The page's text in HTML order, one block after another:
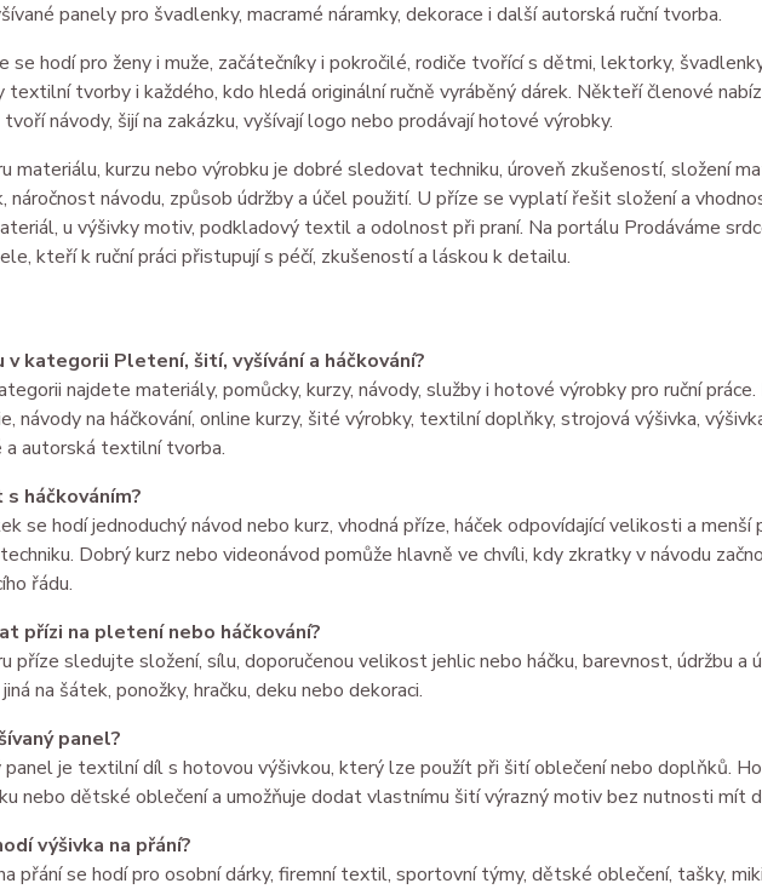
panely pro švadlenky, macramé náramky, dekorace i další autorská ruční tvorba.
se hodí pro ženy i muže, začátečníky i pokročilé, rodiče tvořící s dětmi, lektorky,
textilní tvorby i každého, kdo hledá originální ručně vyráběný dárek. Někteří členové
tvoří návody, šijí na zakázku, vyšívají logo nebo prodávají hotové výrobky.
materiálu, kurzu nebo výrobku je dobré sledovat techniku, úroveň zkušeností, složení
náročnost návodu, způsob údržby a účel použití. U příze se vyplatí řešit složení a
u výšivky motiv, podkladový textil a odolnost při praní. Na portálu Prodáváme
kteří k ruční práci přistupují s péčí, zkušeností a láskou k detailu.
v kategorii Pletení, šití, vyšívání a háčkování?
najdete materiály, pomůcky, kurzy, návody, služby i hotové výrobky pro ruční
návody na háčkování, online kurzy, šité výrobky, textilní doplňky, strojová výšivka,
a autorská textilní tvorba.
s háčkováním?
se hodí jednoduchý návod nebo kurz, vhodná příze, háček odpovídající velikosti a
Dobrý kurz nebo videonávod pomůže hlavně ve chvíli, kdy zkratky v návodu
řádu.
přízi na pletení nebo háčkování?
příze sledujte složení, sílu, doporučenou velikost jehlic nebo háčku, barevnost, údržbu a
na šátek, ponožky, hračku, deku nebo dekoraci.
panel?
panel je textilní díl s hotovou výšivkou, který lze použít při šití oblečení nebo doplňků.
nebo dětské oblečení a umožňuje dodat vlastnímu šití výrazný motiv bez nutnosti mít
výšivka na přání?
přání se hodí pro osobní dárky, firemní textil, sportovní týmy, dětské oblečení, tašky,